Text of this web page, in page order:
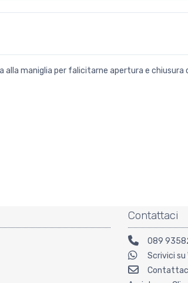
maniglia per falicitarne apertura e chiusura
Contattaci
089
Scrivici su